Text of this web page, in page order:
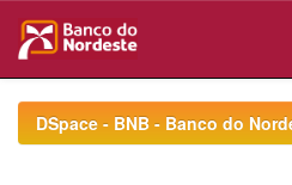
navigationDSpace - BNB - Banco do